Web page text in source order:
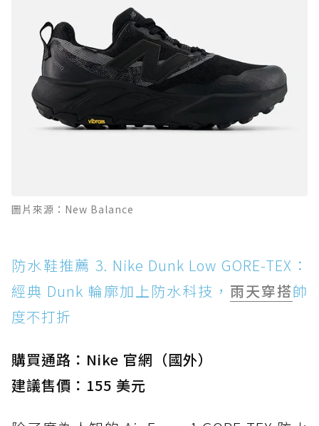
圖片來源：New Balance
防水鞋推薦 3. Nike Dunk Low GORE-TEX：
經典 Dunk 輪廓加上防水科技， 雨天穿搭帥
度不打折
購買通路：Nike 官網（國外）
建議售價：155 美元